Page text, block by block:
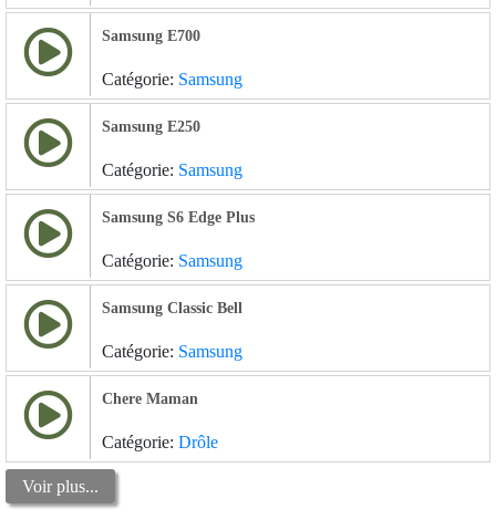
Samsung E700
Catégorie: Samsung
Samsung E250
Catégorie: Samsung
Samsung S6 Edge Plus
Catégorie: Samsung
Samsung Classic Bell
Catégorie: Samsung
Chere Maman
Catégorie: Drôle
Voir plus...